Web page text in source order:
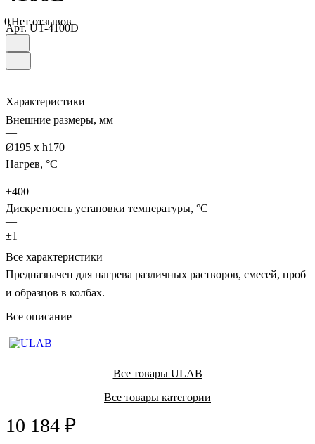
0Нет отзывов
Арт.UT-4100D
Характеристики
Внешние размеры, мм
—
Ø195 х h170
Нагрев, °С
—
+400
Дискретность установки температуры, °С
—
±1
Все характеристики
Предназначен для нагрева различных растворов, смесей, проб
и образцов в колбах.
Все описание
Все товары ULAB
Все товары категории
10 184 ₽